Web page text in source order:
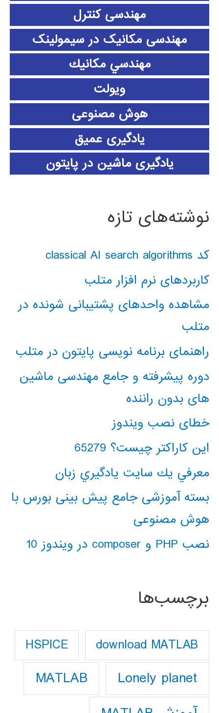
مهندسی کنترل
مهندسی مکانیک در سیمولینک
مهندسي مكانيك
ویولت
هوش مصنوعی
یادگیری عمیق
یادگیری ماشین در پایتون
نوشته‌های تازه
کد classical AI search algorithms
کاربردهای نرم افزار متلب
مشاهده واحدهای پشتیبانی شونده در
متلب
راهنمای برنامه نویسی پایتون در متلب
دوره پیشرفته و جامع مهندسی ماشین
های بدون راننده
خطای نصب ویندوز
این کاراکتر چیست؟ 65279
معرفي يك سايت يادگيري زبان
بسته آموزشی جامع پیش بینی بورس با
هوش مصنوعی
نصب PHP و composer در ویندوز 10
برچسب‌ها
download MATLAB
HSPICE
Lonely planet
MATLAB